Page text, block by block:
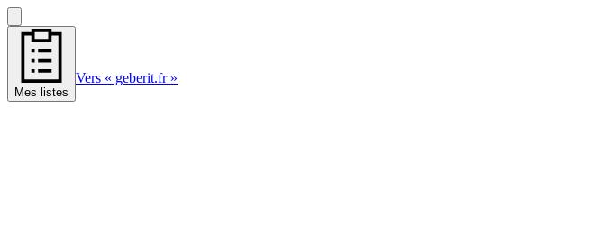
Mes listes
Vers « geberit.fr »